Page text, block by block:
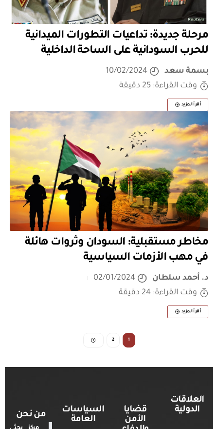
مرحلة جديدة: تداعيات التطورات الميدانية
للحرب السودانية على الساحة الداخلية
بسمة سعد
10/02/2024
وقت القراءة: 25 دقيقة
أقرأ المزيد
مخاطر مستقبلية: السودان وثروات هائلة
في مهب الأزمات السياسية
د. أحمد سلطان
02/01/2024
وقت القراءة: 24 دقيقة
أقرأ المزيد
العلاقات
الدولية
قضايا
الأمن
السياسات
العامة
من نحن